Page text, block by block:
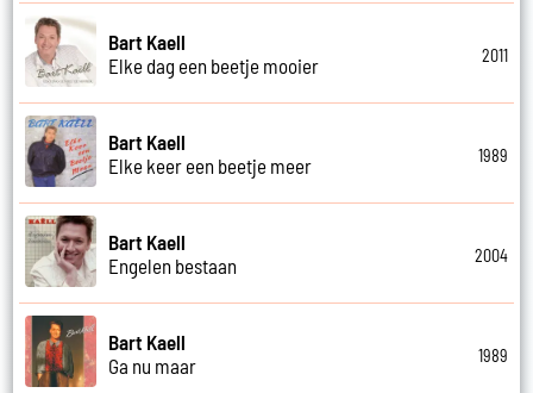
Bart Kaell
Elke dag een beetje mooier
2011
Bart Kaell
Elke keer een beetje meer
1989
Bart Kaell
Engelen bestaan
2004
Bart Kaell
Ga nu maar
1989